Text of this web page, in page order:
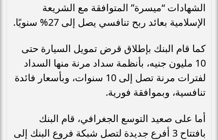
الشهادات “ميسرة” المتوافقة مع الشريعة
الإسلامية بعائد ربح تنافسي يصل إلى 27% سنويًا.
كما قام البنك بإطلاق قرض تمويل السيارة حتى
10 مليون جنيه، بأنظمة سداد مرنة منها السداد
لفترات مرنة تصل إلى 10 سنوات، وبأسعار فائدة
تنافسية، وبموافقة فورية.
أما على صعيد التوسع الجغرافي، قام البنك
بافتتاح 3 أفرع جديدة لتصل شبكة فروع البنك إلى